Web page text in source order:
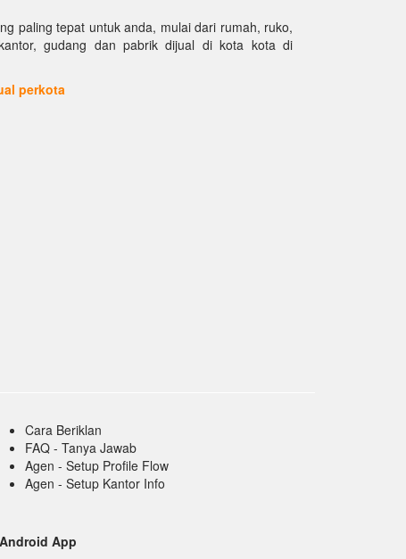
paling tepat untuk anda, mulai dari rumah, ruko,
gudang dan pabrik dijual di kota kota di
perkota
Cara Beriklan
FAQ - Tanya Jawab
Agen - Setup Profile Flow
Agen - Setup Kantor Info
App